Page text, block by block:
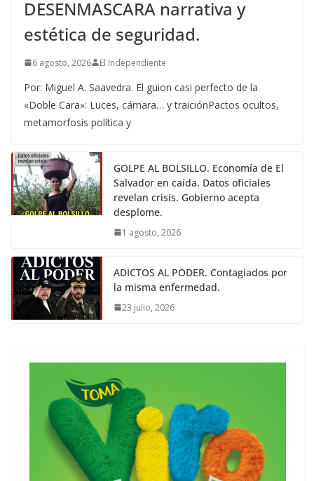
DESENMASCARA narrativa y
estética de seguridad.
6 agosto, 2026 El Independiente
Por: Miguel A. Saavedra. El guion casi perfecto de la
«Doble Cara»: Luces, cámara… y traiciónPactos ocultos,
metamorfosis política y
GOLPE AL BOLSILLO. Economía de El
Salvador en caída. Datos oficiales
revelan crisis. Gobierno acepta
desplome.
1 agosto, 2026
ADICTOS AL PODER. Contagiados por
la misma enfermedad.
23 julio, 2026